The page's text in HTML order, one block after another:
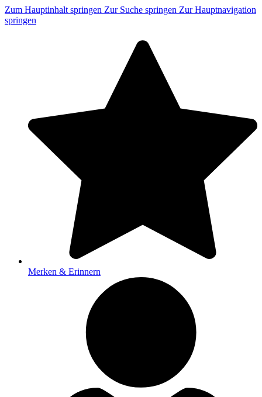
Zum Hauptinhalt springen Zur Suche springen Zur Hauptnavigation
springen
Merken & Erinnern